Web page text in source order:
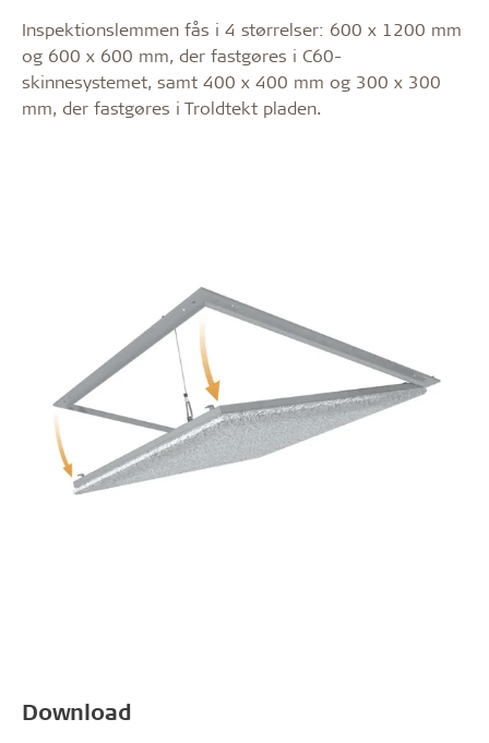
Inspektionslemmen fås i 4 størrelser: 600 x 1200 mm
og 600 x 600 mm, der fastgøres i C60-
skinnesystemet, samt 400 x 400 mm og 300 x 300
mm, der fastgøres i Troldtekt pladen.
Download